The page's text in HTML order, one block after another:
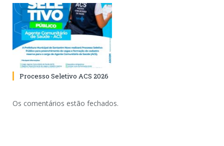
Processo Seletivo ACS 2026
Os comentários estão fechados.